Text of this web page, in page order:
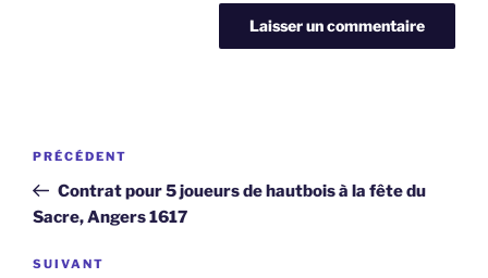
Navigation
l’article
Article
précédent
PRÉCÉDENT
Contrat pour 5 joueurs de hautbois à la fête du
Sacre, Angers 1617
Article
SUIVANT